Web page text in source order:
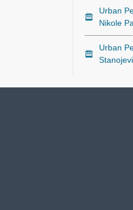
Urban
Nikole
Urban